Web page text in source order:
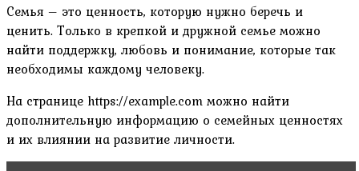
Семья – это ценность, которую нужно беречь и
ценить. Только в крепкой и дружной семье можно
найти поддержку, любовь и понимание, которые так
необходимы каждому человеку.
На странице https://example.com можно найти
дополнительную информацию о семейных ценностях
и их влиянии на развитие личности.